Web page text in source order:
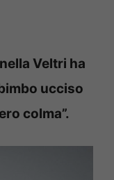
Veltri ha
ucciso
colma”.